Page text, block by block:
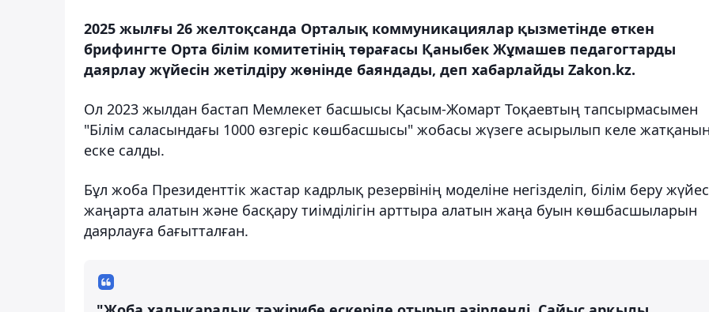
2025 жылғы 26 желтоқсанда Орталық коммуникациялар қызметінде өткен
брифингте Орта білім комитетінің төрағасы Қаныбек Жұмашев педагогтарды
даярлау жүйесін жетілдіру жөнінде баяндады, деп хабарлайды Zakon.kz.
Ол 2023 жылдан бастап Мемлекет басшысы Қасым-Жомарт Тоқаевтың тапсырмасымен
"Білім саласындағы 1000 өзгеріс көшбасшысы" жобасы жүзеге асырылып келе
еске салды.
Бұл жоба Президенттік жастар кадрлық резервінің моделіне негізделіп, білім беру
жаңарта алатын және басқару тиімділігін арттыра алатын жаңа буын көшбасшыларын
даярлауға бағытталған.